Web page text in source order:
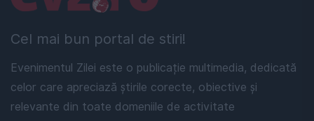
Cel mai bun portal de stiri!
Evenimentul Zilei este o publicație multimedia, dedicată
celor care apreciază știrile corecte, obiective și
relevante din toate domeniile de activitate